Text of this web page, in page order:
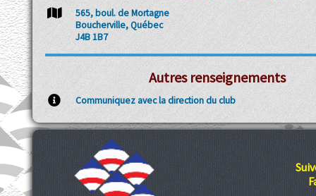
565, boul. de Mortagne
Boucherville, Québec
J4B 1B7
Autres renseignements
Communiquez avec la direction du club